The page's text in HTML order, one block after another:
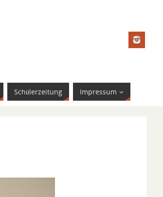
Schülerzeitung Impressum